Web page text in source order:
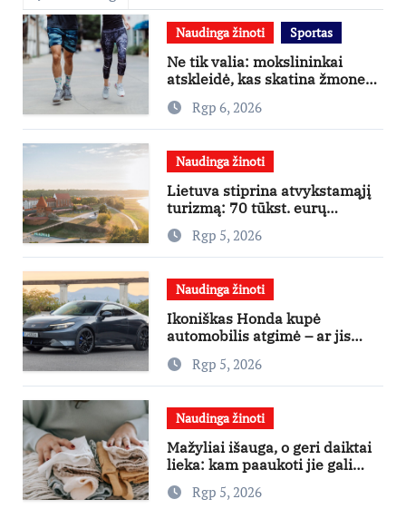
Naudinga žinoti Sportas
Ne tik valia: mokslininkai
atskleidė, kas skatina žmones
daugiau judėti
Rgp 6, 2026
Naudinga žinoti
Lietuva stiprina atvykstamąjį
turizmą: 70 tūkst. eurų
investicijų užsienio turistams
pritraukti
Rgp 5, 2026
Naudinga žinoti
Ikoniškas Honda kupė
automobilis atgimė – ar jis
pateisins pirkėjų lūkesčius?
Rgp 5, 2026
Naudinga žinoti
Mažyliai išauga, o geri daiktai
lieka: kam paaukoti jie gali
būti aukso vertės?
Rgp 5, 2026